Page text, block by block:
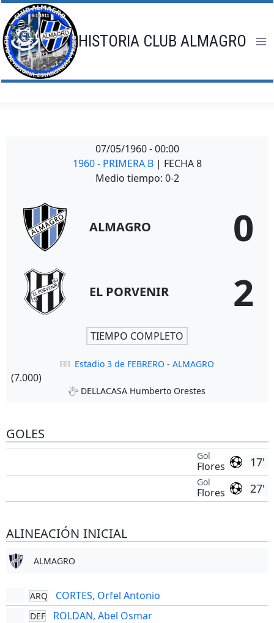
Saltar
al
contenido
HISTORIA CLUB ALMAGRO
07/05/1960 - 00:00
1960 - PRIMERA B | FECHA 8
Medio tiempo: 0-2
ALMAGRO 0
EL PORVENIR 2
TIEMPO COMPLETO
Estadio 3 de FEBRERO - ALMAGRO
(7.000)
DELLACASA Humberto Orestes
GOLES
17'
Gol
Flores
27'
Gol
Flores
ALINEACIÓN INICIAL
ALMAGRO
ARQ CORTES, Orfel Antonio
DEF ROLDAN, Abel Osmar